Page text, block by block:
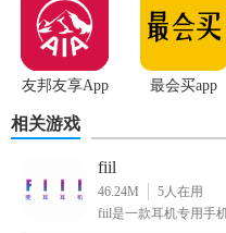
2. 智能降噪：有效减少环
3. 语音助手：集成语音控
1. 播放控制：在应用中直
友邦友享App 最会买app
相关游戏
fiil
46.24M 5人在用
fiil是一款耳机专用手